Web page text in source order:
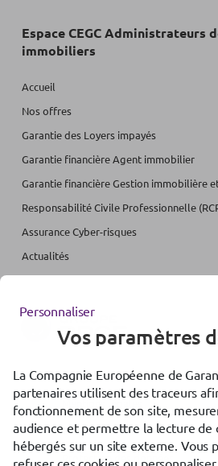
Espace CEGC Administrateurs
immobiliers
Accueil
Nos offres
Garantie des Loyers impayés
Garantie financière Agent immobilier
Garantie financière Gestion immobilière
Responsabilité Civile Professionnelle
Assurance Cyber-risques
Actualités
Accessibilité : partiellement
Mentions légales
Gestion des cookies
Protection des données
Personnaliser
Vos paramètres
La Compagnie Européenne de
partenaires utilisent des traceurs
fonctionnement de son site,
audience et permettre la lecture de
hébergés sur un site externe. Vous
refuser ces cookies ou